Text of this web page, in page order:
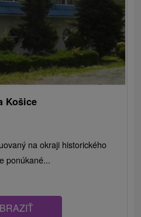
Košice
na okraji historického
ponúkané...